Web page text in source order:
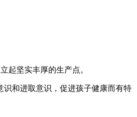
起坚实丰厚的生产点。
识和进取意识，促进孩子健康而有特